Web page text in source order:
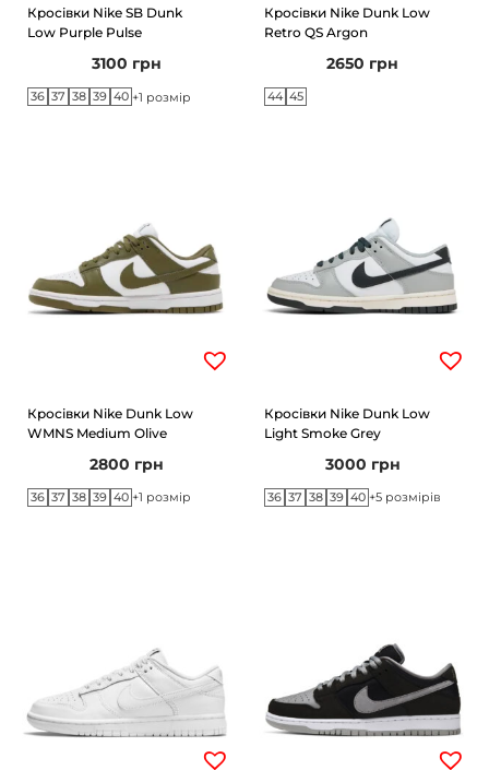
Кросівки Nike SB Dunk
Low Purple Pulse
3100 грн
36 37 38 39 40 +1 розмір
Кросівки Nike Dunk Low
Retro QS Argon
2650 грн
44 45
Кросівки Nike Dunk Low
WMNS Medium Olive
2800 грн
36 37 38 39 40 +1 розмір
Кросівки Nike Dunk Low
Light Smoke Grey
3000 грн
36 37 38 39 40 +5 розмірів